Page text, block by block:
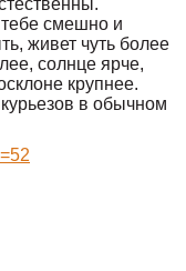
смешно и
живет чуть более
солнце ярче,
крупнее.
в обычном